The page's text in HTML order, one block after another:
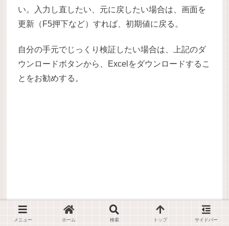
い。入力し直したい、元に戻したい場合は、画面を
更新（F5押下など）すれば、初期値に戻る。
自分の手元でじっくり検証したい場合は、上記のダ
ウンロードボタンから、Excelをダウンロードするこ
とをお勧めする。
メニュー ホーム 検索 トップ サイドバー